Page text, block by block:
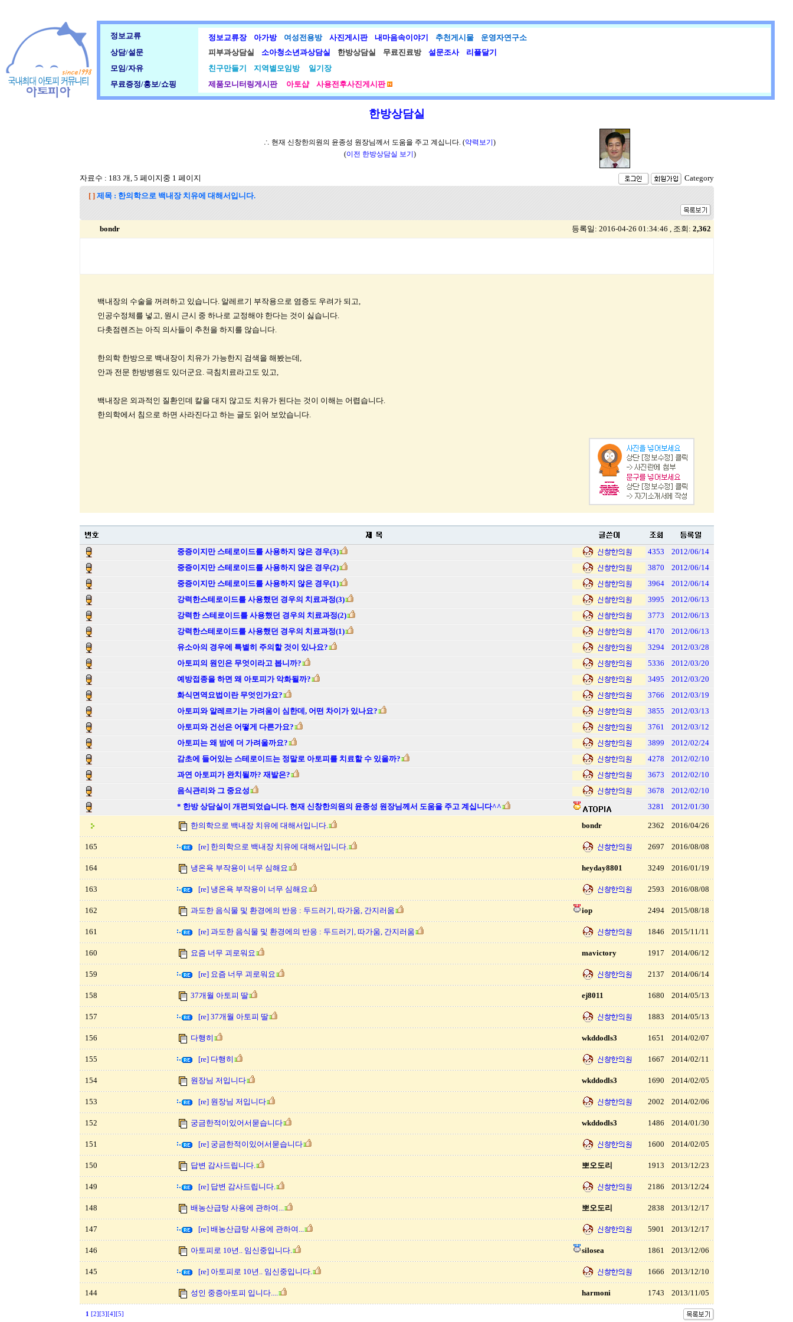
정보교류 정보교류장 아가방 여성전용방 사진게시판 내마음속이야기 추천게시물
운영자연구소
상담/설문
피부과상담실 소아청소년과상담실 한방상담실 무료진료방 설문조사
리플달기
모임/자유
친구만들기 지역별모임방
일기장
무료증정/홍보/쇼핑
제품모니터링게시판 아토샵 사용전후사진게시판
한방상담실
∴ 현재 신창한의원의 윤종성 원장님께서 도움을 주고 계십니다. (약력보기 )
(이전 한방상담실 보기 )
자료수 : 183 개, 5 페이지중 1 페이지
Category
[ ] 제목 : 한의학으로 백내장 치유에 대해서입니다.
bondr 등록일: 2016-04-26 01:34:46 , 조회: 2,362
백내장의 수술을 꺼려하고 있습니다. 알레르기 부작용으로 염증도 우려가 되고,
인공수정체를 넣고, 원시 근시 중 하나로 교정해야 한다는 것이 싫습니다.
다촛점렌즈는 아직 의사들이 추천을 하지를 않습니다.
한의학 한방으로 백내장이 치유가 가능한지 검색을 해봤는데,
안과 전문 한방병원도 있더군요. 극침치료라고도 있고,
백내장은 외과적인 질환인데 칼을 대지 않고도 치유가 된다는 것이 이해는 어렵습니다.
한의학에서 침으로 하면 사라진다고 하는 글도 읽어 보았습니다.
중증이지만 스테로이드를 사용하지 않은 경우(3) 4353
2012/06/14
중증이지만 스테로이드를 사용하지 않은 경우(2)
3870
2012/06/14
중증이지만 스테로이드를 사용하지 않은 경우(1)
3964
2012/06/14
강력한스테로이드를 사용했던 경우의 치료과정(3)
3995
2012/06/13
강력한 스테로이드를 사용했던 경우의 치료과정(2)
3773
2012/06/13
강력한스테로이드를 사용했던 경우의 치료과정(1)
4170
2012/06/13
유소아의 경우에 특별히 주의할 것이 있나요?
3294
2012/03/28
아토피의 원인은 무엇이라고 봅니까?
5336
2012/03/20
예방접종을 하면 왜 아토피가 악화될까?
3495
2012/03/20
화식면역요법이란 무엇인가요?
3766
2012/03/19
아토피와 알레르기는 가려움이 심한데, 어떤 차이가 있나요?
3855
2012/03/13
아토피와 건선은 어떻게 다른가요?
3761
2012/03/12
아토피는 왜 밤에 더 가려울까요?
3899
2012/02/24
감초에 들어있는 스테로이드는 정말로 아토피를 치료할 수 있을까?
4278
2012/02/10
과연 아토피가 완치될까? 재발은?
3673
2012/02/10
음식관리와 그 중요성
3678
2012/02/10
* 한방 상담실이 개편되었습니다. 현재 신창한의원의 윤종성 원장님께서 도움을 주고 계십니다^^
3281 2012/01/30
한의학으로 백내장 치유에 대해서입니다. bondr 2362 2016/04/26
165 [re] 한의학으로 백내장 치유에 대해서입니다. 2697 2016/08/08
164 냉온욕 부작용이 너무 심해요 heyday8801 3249 2016/01/19
163 [re] 냉온욕 부작용이 너무 심해요 2593 2016/08/08
162 과도한 음식물 및 환경에의 반응 : 두드러기, 따가움, 간지러움 iop 2494 2015/08/18
161 [re] 과도한 음식물 및 환경에의 반응 : 두드러기, 따가움, 간지러움 1846 2015/11/11
160 요즘 너무 괴로워요 mavictory 1917 2014/06/12
159 [re] 요즘 너무 괴로워요 2137 2014/06/14
158 37개월 아토피 딸 ej8011 1680 2014/05/13
157 [re] 37개월 아토피 딸 1883 2014/05/13
156 다행히 wkddodls3 1651 2014/02/07
155 [re] 다행히 1667 2014/02/11
154 원장님 저입니다 wkddodls3 1690 2014/02/05
153 [re] 원장님 저입니다 2002 2014/02/06
152 궁금한적이있어서묻습니다 wkddodls3 1486 2014/01/30
151 [re] 궁금한적이있어서묻습니다 1600 2014/02/05
150 답변 감사드립니다. 뽀오도리 1913 2013/12/23
149 [re] 답변 감사드립니다. 2186 2013/12/24
148 배농산급탕 사용에 관하여... 뽀오도리 2838 2013/12/17
147 [re] 배농산급탕 사용에 관하여... 5901 2013/12/17
146 아토피로 10년.. 임신중입니다. silosea 1861 2013/12/06
145 [re] 아토피로 10년.. 임신중입니다. 1666 2013/12/10
144 성인 중증아토피 입니다.... harmoni 1743 2013/11/05
1 [2] [3] [4] [5]